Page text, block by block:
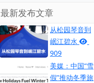
最新发布文章
从松园琴音到
岷江碧水
909
美媒：中国“雪
假”推动冬季旅